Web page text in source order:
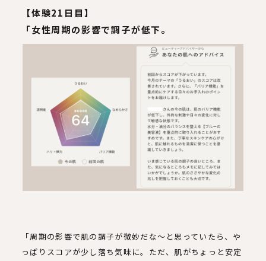
【体験21日目】
「女性周期の影響で調子が低下。
「周期の影響で肌の調子が微妙だな〜と思っていたら、や
っぱりスコアが少し落ち気味に。ただ、肌がちょっと安定